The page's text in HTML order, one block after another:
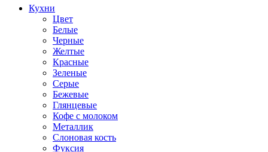
Кухни
Цвет
Белые
Черные
Желтые
Красные
Зеленые
Серые
Бежевые
Глянцевые
Кофе с молоком
Металлик
Слоновая кость
Фуксия